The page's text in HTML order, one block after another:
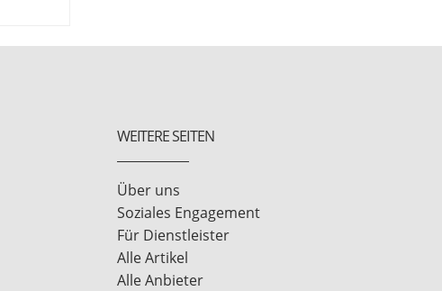
WEITERE SEITEN
Über uns
Soziales Engagement
Für Dienstleister
Alle Artikel
Alle Anbieter